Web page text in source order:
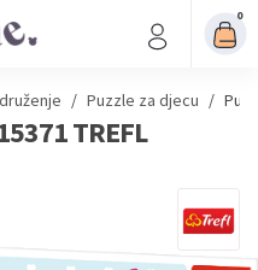
0
/ Puzzle za djecu /
TREFL